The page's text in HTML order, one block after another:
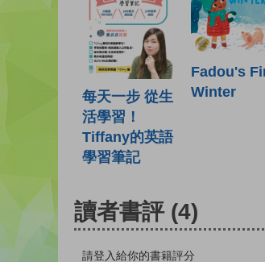
每天一步 從生
活學習！
Tiffany的英語
學習筆記
Fadou's
Winter
讀者書評 (4)
請登入給你的書籍評分